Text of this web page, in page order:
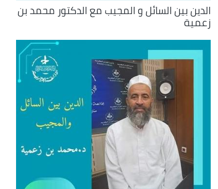
الدين بين السائل و المجيب مع الدكتور محمد بن
زعمية